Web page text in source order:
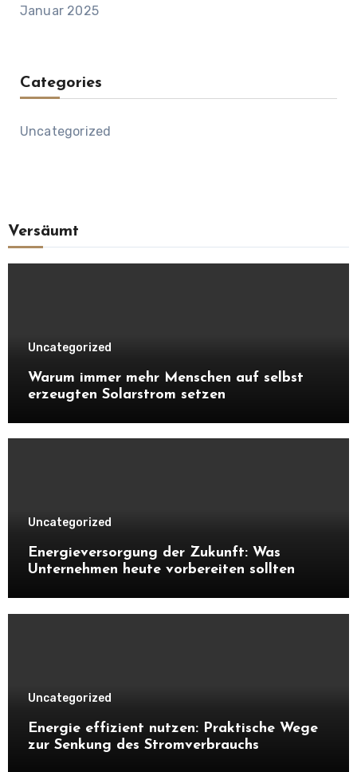
Januar 2025
Categories
Uncategorized
Versäumt
Uncategorized
Warum immer mehr Menschen auf selbst
erzeugten Solarstrom setzen
Uncategorized
Energieversorgung der Zukunft: Was
Unternehmen heute vorbereiten sollten
Uncategorized
Energie effizient nutzen: Praktische Wege
zur Senkung des Stromverbrauchs